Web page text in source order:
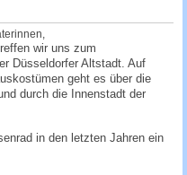
wir uns zum
Düsseldorfer Altstadt. Auf
geht es über die
durch die Innenstadt der
in den letzten Jahren ein